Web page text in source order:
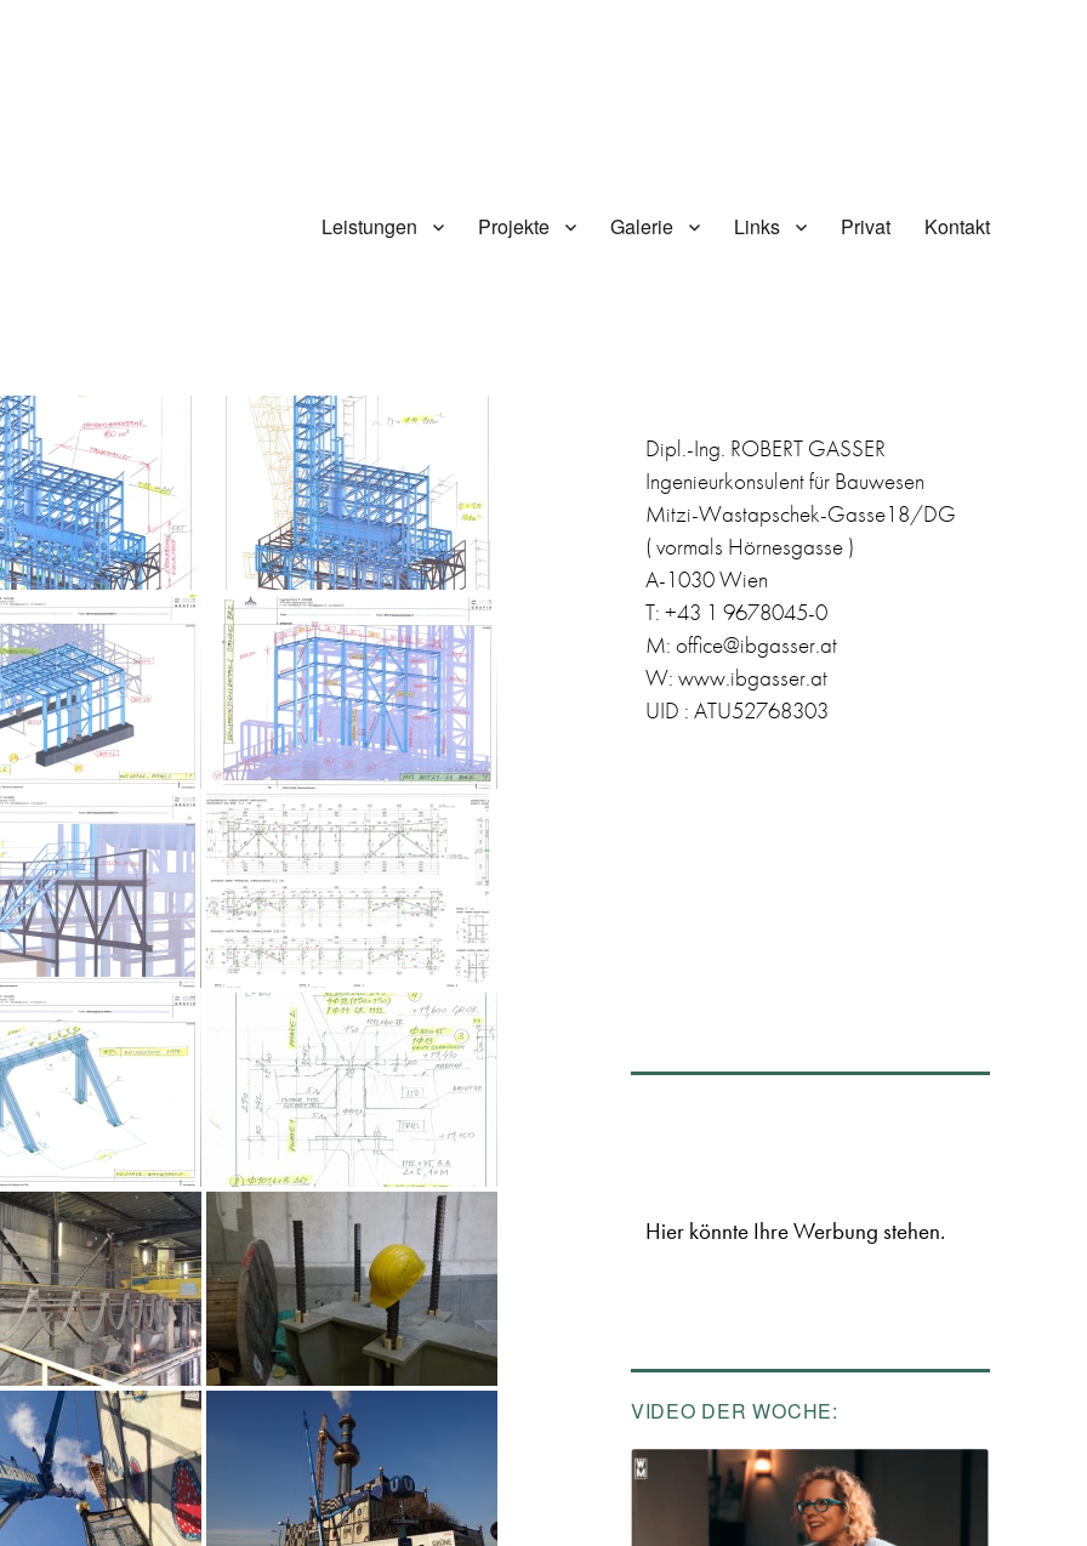
Leistungen Projekte Galerie Links Privat Kontakt
Dipl.-Ing. ROBERT GASSER
Ingenieurkonsulent für Bauwesen
Mitzi-Wastapschek-Gasse18/DG
( vormals Hörnesgasse )
A-1030 Wien
T: +43 1 9678045-0
M: office@ibgasser.at
W: www.ibgasser.at
UID : ATU52768303
Hier könnte Ihre Werbung stehen.
VIDEO DER WOCHE: